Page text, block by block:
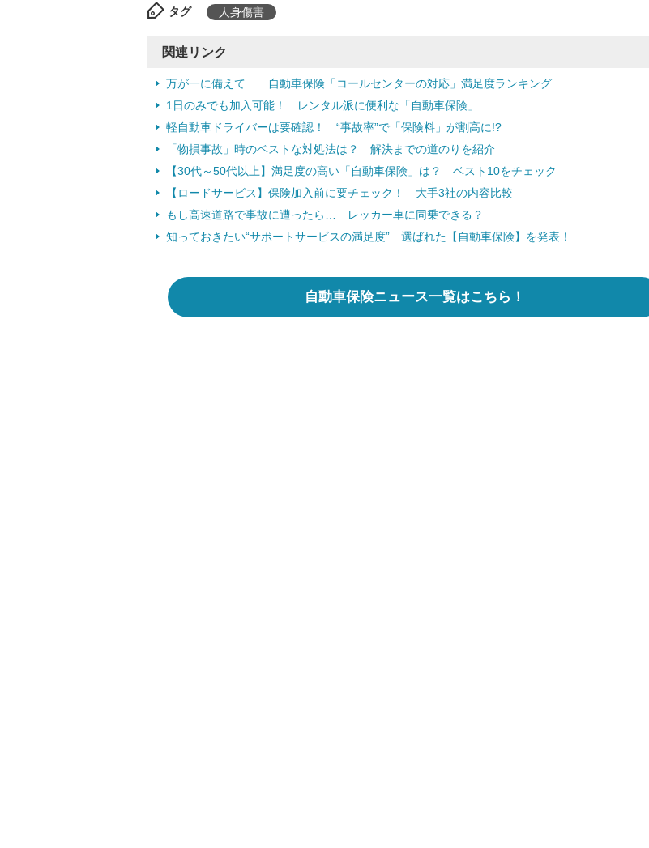
タグ 人身傷害
関連リンク
万が一に備えて… 自動車保険「コールセンターの対応」満足度ランキング
1日のみでも加入可能！ レンタル派に便利な「自動車保険」
軽自動車ドライバーは要確認！ “事故率”で「保険料」が割高に!?
「物損事故」時のベストな対処法は？ 解決までの道のりを紹介
【30代～50代以上】満足度の高い「自動車保険」は？ ベスト10をチェック
【ロードサービス】保険加入前に要チェック！ 大手3社の内容比較
もし高速道路で事故に遭ったら… レッカー車に同乗できる？
知っておきたい“サポートサービスの満足度” 選ばれた【自動車保険】を発表！
自動車保険ニュース一覧はこちら！